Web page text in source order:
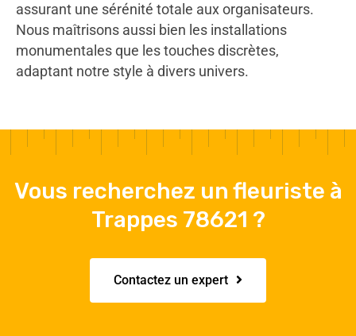
assurant une sérénité totale aux organisateurs.
Nous maîtrisons aussi bien les installations
monumentales que les touches discrètes,
adaptant notre style à divers univers.
Vous recherchez un fleuriste à
Trappes 78621 ?
Contactez un expert